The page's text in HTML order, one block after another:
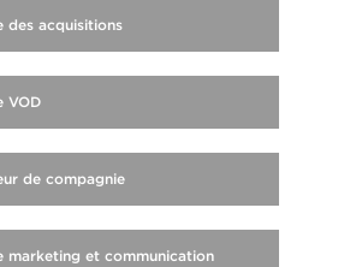
des acquisitions
VOD
de compagnie
marketing et communication